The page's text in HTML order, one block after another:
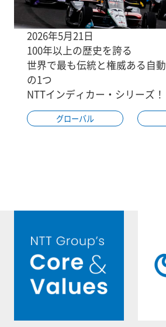
2026年5月21日
100年以上の歴史を誇る
世界で最も伝統と権威ある自
の1つ
NTTインディカー・シリーズ！
グローバル